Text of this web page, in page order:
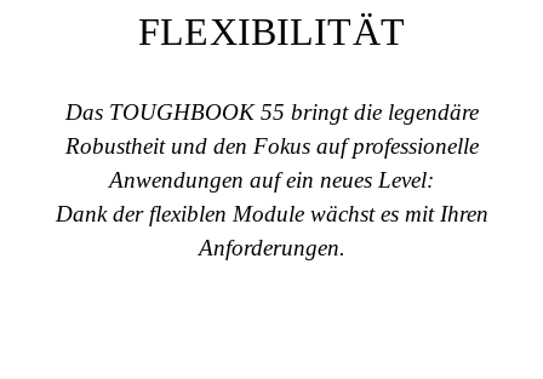
FLEXIBILITÄT
Das TOUGHBOOK 55 bringt die legendäre
Robustheit und den Fokus auf professionelle
Anwendungen auf ein neues Level:
Dank der flexiblen Module wächst es mit Ihren
Anforderungen.